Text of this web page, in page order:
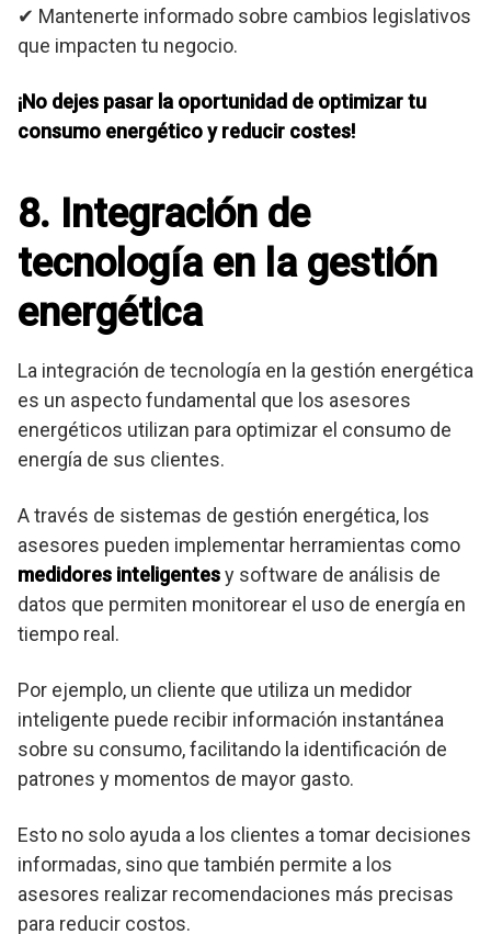
✔ Mantenerte informado sobre cambios legislativos
que impacten tu negocio.
¡No dejes pasar la oportunidad de optimizar tu
consumo energético y reducir costes!
8. Integración de
tecnología en la gestión
energética
La integración de tecnología en la gestión energética
es un aspecto fundamental que los asesores
energéticos utilizan para optimizar el consumo de
energía de sus clientes.
A través de sistemas de gestión energética, los
asesores pueden implementar herramientas como
medidores inteligentesy software de análisis de
datos que permiten monitorear el uso de energía en
tiempo real.
Por ejemplo, un cliente que utiliza un medidor
inteligente puede recibir información instantánea
sobre su consumo, facilitando la identificación de
patrones y momentos de mayor gasto.
Esto no solo ayuda a los clientes a tomar decisiones
informadas, sino que también permite a los
asesores realizar recomendaciones más precisas
para reducir costos.